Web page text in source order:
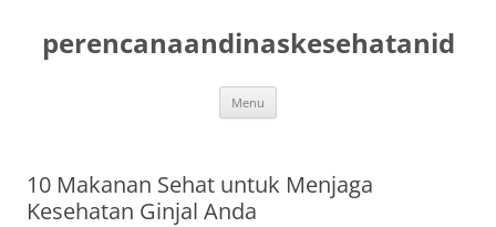
content
perencanaandinaskesehatanid
Menu
10 Makanan Sehat untuk Menjaga
Kesehatan Ginjal Anda